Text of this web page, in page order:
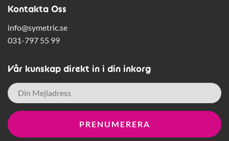
Kontakta Oss
info@symetric.se
031-797 55 99
Vår kunskap direkt in i din inkorg
E-
post *